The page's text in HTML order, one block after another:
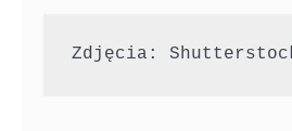
Zdjęcia: